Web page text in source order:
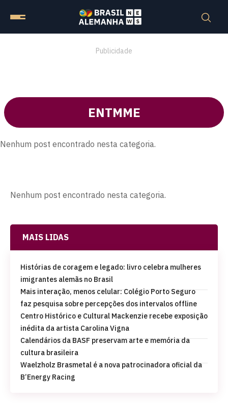
Publicidade
ENTMME
Nenhum post encontrado nesta categoria.
Nenhum post encontrado nesta categoria.
MAIS LIDAS
Histórias de coragem e legado: livro celebra mulheres
imigrantes alemãs no Brasil
Mais interação, menos celular: Colégio Porto Seguro
faz pesquisa sobre percepções dos intervalos offline
Centro Histórico e Cultural Mackenzie recebe exposição
inédita da artista Carolina Vigna
Calendários da BASF preservam arte e memória da
cultura brasileira
Waelzholz Brasmetal é a nova patrocinadora oficial da
B’Energy Racing